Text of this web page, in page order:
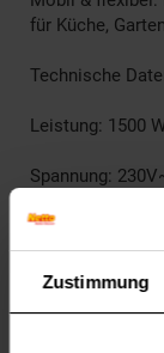
Zustimmung
für Küche,
Technische
Leistung: 1500
Spannung:
Beschichtung:
Regelung: